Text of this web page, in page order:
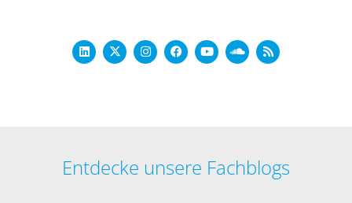
Entdecke unsere Fachblogs